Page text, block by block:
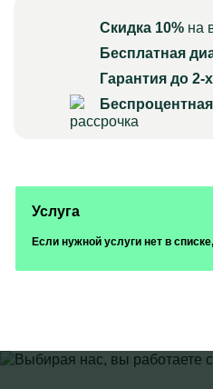
Скидка 10% на
Бесплатная
Гарантия до 2-
Услуга
Если нужной услуги нет в